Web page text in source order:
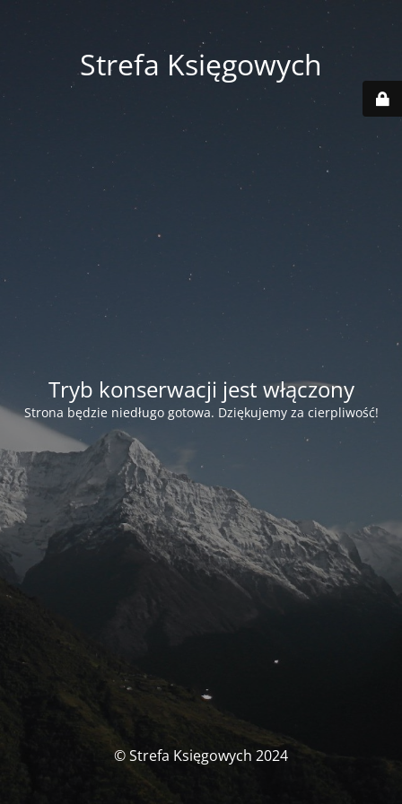
Strefa Księgowych
Tryb konserwacji jest włączony
Strona będzie niedługo gotowa. Dziękujemy za cierpliwość!
© Strefa Księgowych 2024